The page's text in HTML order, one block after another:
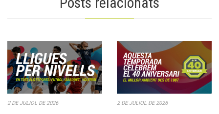
2 DE JULIOL DE 2026 2 DE JULIOL DE 2026